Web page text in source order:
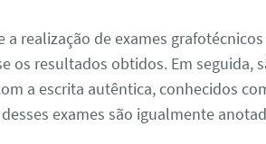
a realização de exames
os resultados obtidos. Em seguida,
a escrita autêntica, conhecidos
exames são igualmente